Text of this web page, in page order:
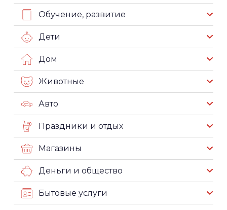
Обучение, развитие
Дети
Дом
Животные
Авто
Праздники и отдых
Магазины
Деньги и общество
Бытовые услуги